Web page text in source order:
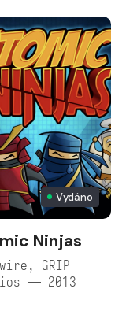
Vydáno
Ninjas
GRIP
— 2013